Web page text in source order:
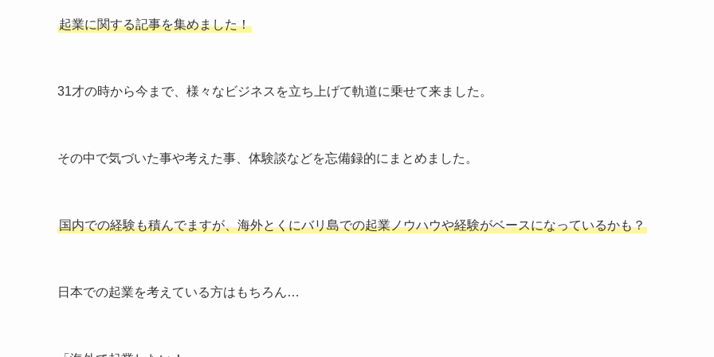
起業に関する記事を集めました！
31才の時から今まで、様々なビジネスを立ち上げて軌道に乗せて来ました。
その中で気づいた事や考えた事、体験談などを忘備録的にまとめました。
国内での経験も積んでますが、海外とくにバリ島での起業ノウハウや経験がベースになっているかも？
日本での起業を考えている方はもちろん…